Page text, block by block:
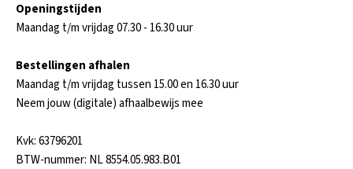
Openingstijden
Maandag t/m vrijdag 07.30 - 16.30 uur
Bestellingen afhalen
Maandag t/m vrijdag tussen 15.00 en 16.30 uur
Neem jouw (digitale) afhaalbewijs mee
Kvk: 63796201
BTW-nummer: NL 8554.05.983.B01